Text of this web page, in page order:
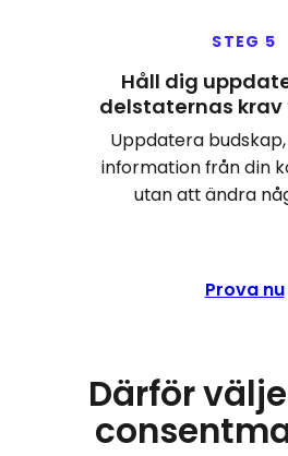
STEG 5
Håll dig
delstaternas
Uppdatera
information från din
utan att ändra
Prova nu
Därför